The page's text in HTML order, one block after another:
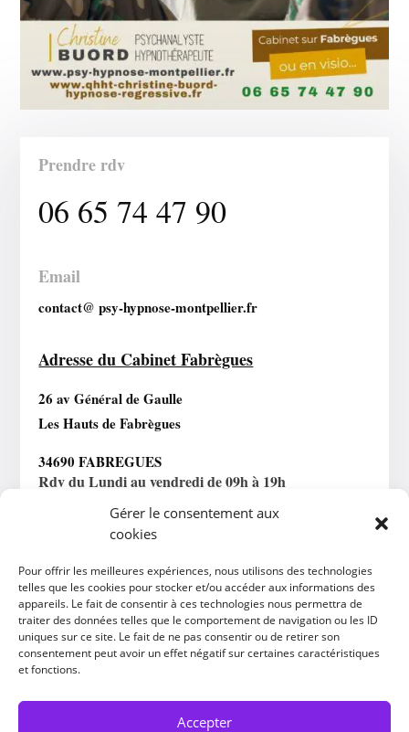
Gérer le consentement aux
cookies
Pour offrir les meilleures expériences, nous utilisons des technologies
telles que les cookies pour stocker et/ou accéder aux informations des
appareils. Le fait de consentir à ces technologies nous permettra de
traiter des données telles que le comportement de navigation ou les ID
uniques sur ce site. Le fait de ne pas consentir ou de retirer son
consentement peut avoir un effet négatif sur certaines caractéristiques
et fonctions.
Accepter
Prendre rdv
06 65 74 47 90
Email
contact@ psy-hypnose-montpellier.fr
Adresse du Cabinet Fabrègues
26 av Général de Gaulle
Les Hauts de Fabrègues
34690 FABREGUES
Rdv du Lundi au vendredi de 09h à 19h
Horaires Téléconsultation
Lundi au vendredi : 09h – 19h